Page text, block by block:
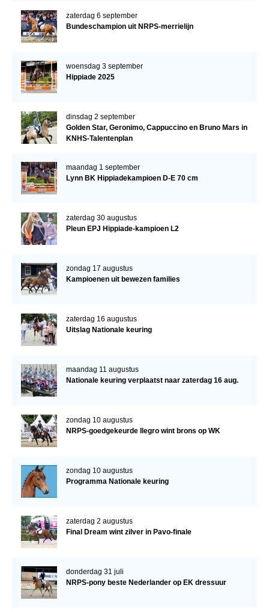
zaterdag 6 september
Bundeschampion uit NRPS-merrielijn
woensdag 3 september
Hippiade 2025
dinsdag 2 september
Golden Star, Geronimo, Cappuccino en Bruno Mars in
KNHS-Talentenplan
maandag 1 september
Lynn BK Hippiadekampioen D-E 70 cm
zaterdag 30 augustus
Pleun EPJ Hippiade-kampioen L2
zondag 17 augustus
Kampioenen uit bewezen families
zaterdag 16 augustus
Uitslag Nationale keuring
maandag 11 augustus
Nationale keuring verplaatst naar zaterdag 16 aug.
zondag 10 augustus
NRPS-goedgekeurde Ilegro wint brons op WK
zondag 10 augustus
Programma Nationale keuring
zaterdag 2 augustus
Final Dream wint zilver in Pavo-finale
donderdag 31 juli
NRPS-pony beste Nederlander op EK dressuur